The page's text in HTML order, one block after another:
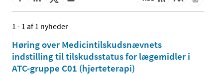
1 - 1 af 1 nyheder
Høring over Medicintilskudsnævnets
indstilling til tilskudsstatus for lægemidler i
ATC-gruppe C01 (hjerteterapi)